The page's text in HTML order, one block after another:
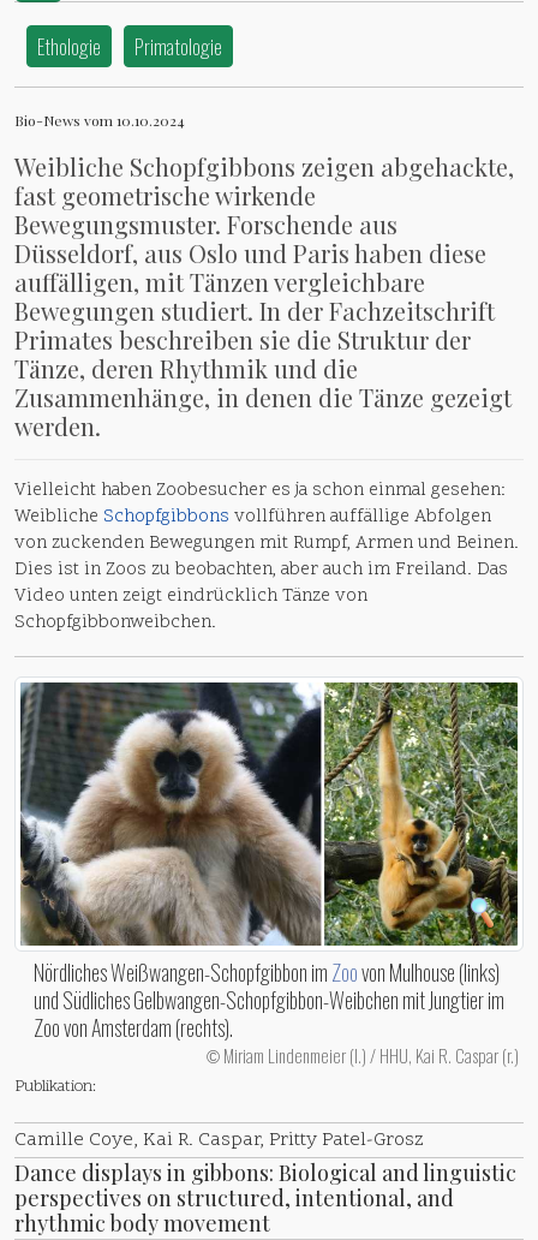
Ethologie Primatologie
Bio-News vom 10.10.2024
Weibliche Schopfgibbons zeigen abgehackte,
fast geometrische wirkende
Bewegungsmuster. Forschende aus
Düsseldorf, aus Oslo und Paris haben diese
auffälligen, mit Tänzen vergleichbare
Bewegungen studiert. In der Fachzeitschrift
Primates beschreiben sie die Struktur der
Tänze, deren Rhythmik und die
Zusammenhänge, in denen die Tänze gezeigt
werden.
Vielleicht haben Zoobesucher es ja schon einmal gesehen:
Weibliche Schopfgibbons vollführen auffällige Abfolgen
von zuckenden Bewegungen mit Rumpf, Armen und Beinen.
Dies ist in Zoos zu beobachten, aber auch im Freiland. Das
Video unten zeigt eindrücklich Tänze von
Schopfgibbonweibchen.
Nördliches Weißwangen-Schopfgibbon imZoovon Mulhouse (links)
und Südliches Gelbwangen-Schopfgibbon-Weibchen mit Jungtier im
Zoo von Amsterdam (rechts).
© Miriam Lindenmeier (l.) / HHU, Kai R. Caspar (r.)
Publikation:
Camille Coye, Kai R. Caspar, Pritty Patel-Grosz
Dance displays in gibbons: Biological and linguistic
perspectives on structured, intentional, and
rhythmic body movement